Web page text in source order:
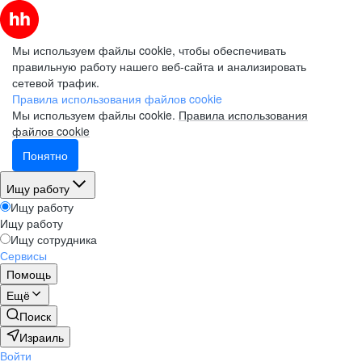
Мы используем файлы cookie, чтобы обеспечивать
правильную работу нашего веб-сайта и анализировать
сетевой трафик.
Правила использования файлов cookie
Мы используем файлы cookie. Правила использования
файлов cookie
Понятно
Ищу работу
Ищу работу
Ищу работу
Ищу сотрудника
Сервисы
Помощь
Ещё
Поиск
Израиль
Войти